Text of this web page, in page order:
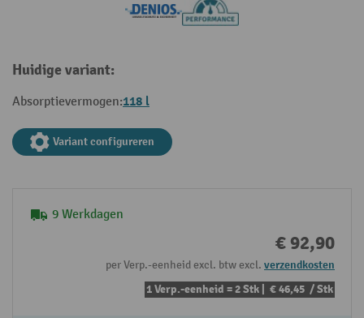
Huidige variant:
Absorptievermogen:118 l
Variant configureren
9 Werkdagen
€ 92,90
per Verp.-eenheid excl. btw excl. verzendkosten
1 Verp.-eenheid = 2 Stk | € 46,45 / Stk